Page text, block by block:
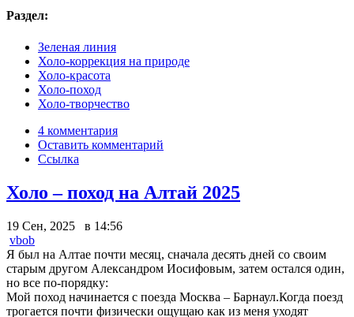
Раздел:
Зеленая линия
Холо-коррекция на природе
Холо-красота
Холо-поход
Холо-творчество
4 комментария
Оставить комментарий
Ссылка
Холо – поход на Алтай 2025
19 Сен, 2025 в 14:56
vbob
Я был на Алтае почти месяц, сначала десять дней со своим
старым другом Александром Иосифовым, затем остался один,
но все по-порядку:
Мой поход начинается с поезда Москва – Барнаул.Когда поезд
трогается почти физически ощущаю как из меня уходят